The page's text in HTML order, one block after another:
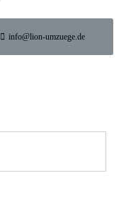
info@lion-umzuege.de